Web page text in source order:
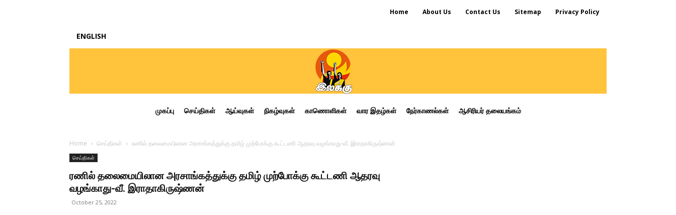
Home About Us Contact Us Sitemap Privacy Policy
ENGLISH
முகப்பு செய்திகள் ஆய்வுகள் நிகழ்வுகள் காணொளிகள் வார இதழ்கள் நேர்காணல்கள் ஆசிரியர் தலையங்கம்
Home செய்திகள் ரணில் தலைமையிலான அரசாங்கத்துக்கு தமிழ் முற்போக்கு கூட்டணி ஆதரவு வழங்காது-வீ. இராதாகிருஷ்ணன்
செய்திகள்
ரணில் தலைமையிலான அரசாங்கத்துக்கு தமிழ் முற்போக்கு கூட்டணி ஆதரவு
வழங்காது-வீ. இராதாகிருஷ்ணன்
October 25, 2022